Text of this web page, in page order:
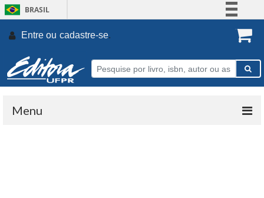
BRASIL
Participe
Entre ou cadastre-se.
Menu